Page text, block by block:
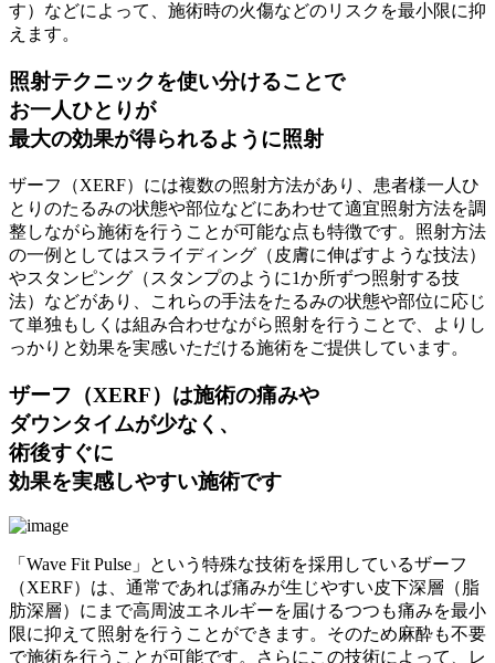
す）などによって、施術時の火傷などのリスクを最小限に抑
えます。
照射テクニックを使い分けることで
お一人ひとりが
最大の効果が得られるように照射
ザーフ（XERF）には複数の照射方法があり、患者様一人ひ
とりのたるみの状態や部位などにあわせて適宜照射方法を調
整しながら施術を行うことが可能な点も特徴です。照射方法
の一例としてはスライディング（皮膚に伸ばすような技法）
やスタンピング（スタンプのように1か所ずつ照射する技
法）などがあり、これらの手法をたるみの状態や部位に応じ
て単独もしくは組み合わせながら照射を行うことで、よりし
っかりと効果を実感いただける施術をご提供しています。
ザーフ（XERF）は施術の痛みや
ダウンタイムが少なく、
術後すぐに
効果を実感しやすい施術です
「Wave Fit Pulse」という特殊な技術を採用しているザーフ
（XERF）は、通常であれば痛みが生じやすい皮下深層（脂
肪深層）にまで高周波エネルギーを届けるつつも痛みを最小
限に抑えて照射を行うことができます。そのため麻酔も不要
で施術を行うことが可能です。さらにこの技術によって、レ